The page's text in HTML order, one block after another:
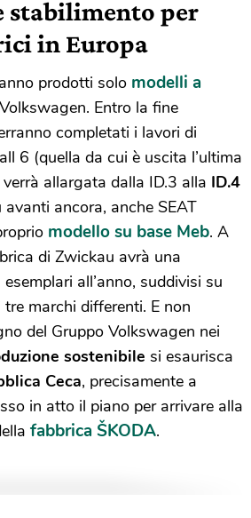
stabilimento per
in Europa
prodotti solo modelli a
Entro la fine
completati i lavori di
6 (quella da cui è uscita l’ultima
allargata dalla ID.3 alla ID.4
ancora, anche SEAT
modello su base Meb. A
di Zwickau avrà una
all’anno, suddivisi su
marchi differenti. E non
del Gruppo Volkswagen nei
sostenibile si esaurisca
Ceca, precisamente a
in atto il piano per arrivare alla
fabbrica ŠKODA.